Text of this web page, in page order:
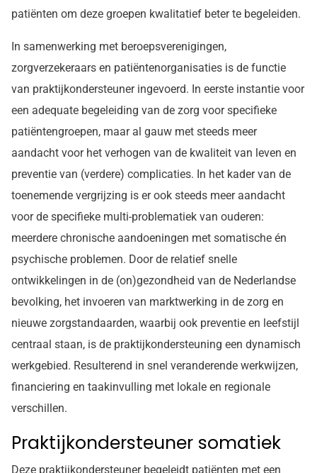
patiënten om deze groepen kwalitatief beter te begeleiden.
In samenwerking met beroepsverenigingen,
zorgverzekeraars en patiëntenorganisaties is de functie
van praktijkondersteuner ingevoerd. In eerste instantie voor
een adequate begeleiding van de zorg voor specifieke
patiëntengroepen, maar al gauw met steeds meer
aandacht voor het verhogen van de kwaliteit van leven en
preventie van (verdere) complicaties. In het kader van de
toenemende vergrijzing is er ook steeds meer aandacht
voor de specifieke multi-problematiek van ouderen:
meerdere chronische aandoeningen met somatische én
psychische problemen. Door de relatief snelle
ontwikkelingen in de (on)gezondheid van de Nederlandse
bevolking, het invoeren van marktwerking in de zorg en
nieuwe zorgstandaarden, waarbij ook preventie en leefstijl
centraal staan, is de praktijkondersteuning een dynamisch
werkgebied. Resulterend in snel veranderende werkwijzen,
financiering en taakinvulling met lokale en regionale
verschillen.
Praktijkondersteuner somatiek
Deze praktijkondersteuner begeleidt patiënten met een